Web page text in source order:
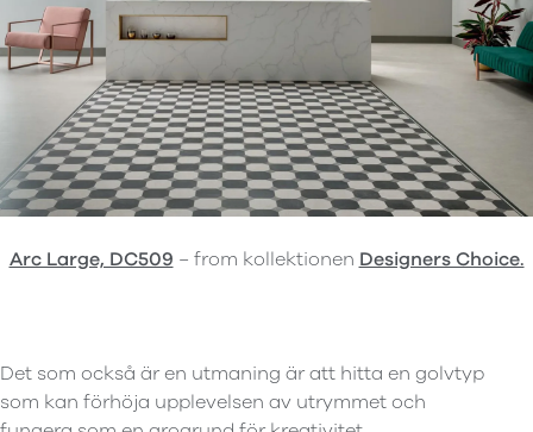
Arc Large, DC509 − from kollektionen Designers Choice.
Det som också är en utmaning är att hitta en golvtyp
som kan förhöja upplevelsen av utrymmet och